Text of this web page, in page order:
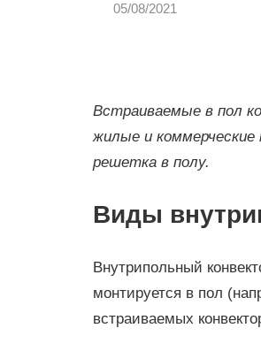
05/08/2021
Встраиваемые в пол
жилые и
решетка в полу.
Виды
Внутрипольный
монтируется в пол
встраиваемых